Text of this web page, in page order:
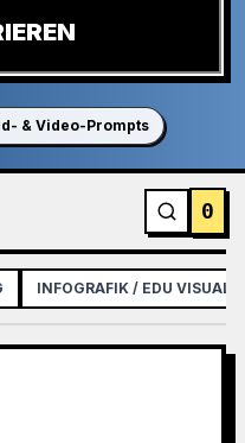
& Video-Prompts
0
INFOGRAFIK / EDU VISUAL